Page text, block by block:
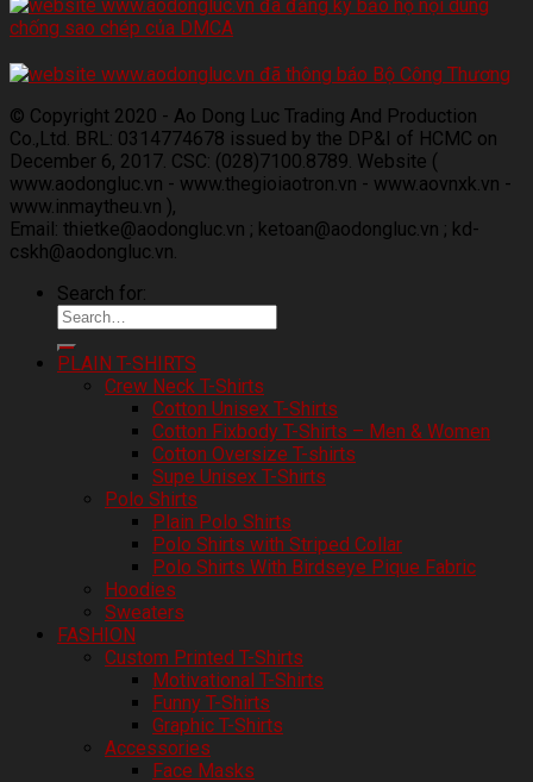
© Copyright 2020 - Ao Dong Luc Trading And Production
Co.,Ltd. BRL: 0314774678 issued by the DP&I of HCMC on
December 6, 2017. CSC: (028)7100.8789. Website (
www.aodongluc.vn - www.thegioiaotron.vn - www.aovnxk.vn -
www.inmaytheu.vn ),
Email: thietke@aodongluc.vn ; ketoan@aodongluc.vn ; kd-
cskh@aodongluc.vn.
Search for:
PLAIN T-SHIRTS
Crew Neck T-Shirts
Cotton Unisex T-Shirts
Cotton Fixbody T-Shirts – Men & Women
Cotton Oversize T-shirts
Supe Unisex T-Shirts
Polo Shirts
Plain Polo Shirts
Polo Shirts with Striped Collar
Polo Shirts With Birdseye Pique Fabric
Hoodies
Sweaters
FASHION
Custom Printed T-Shirts
Motivational T-Shirts
Funny T-Shirts
Graphic T-Shirts
Accessories
Face Masks